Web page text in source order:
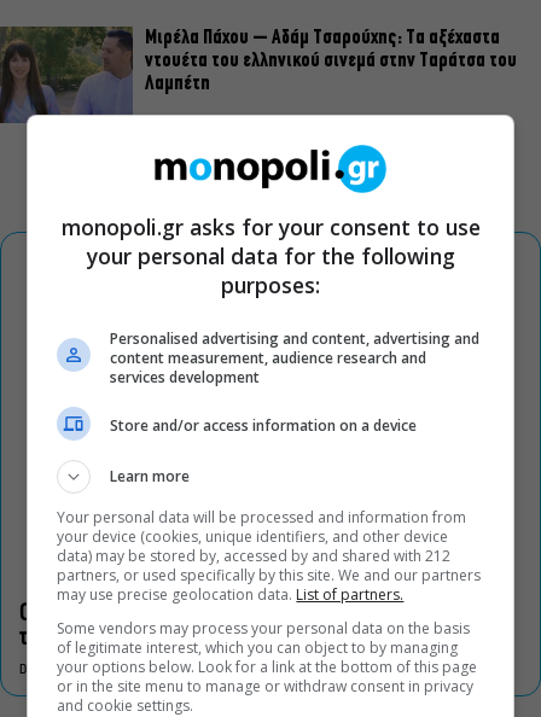
Μιρέλα Πάχου – Αδάμ Τσαρούχης: Τα αξέχαστα
ντουέτα του ελληνικού σινεμά στην Ταράτσα του
Λαμπέτη
Οι «Τρωάδες» στην Επίδαυρο αλλάζουν την αντίληψη για
τον πολιτισμό
DON'T MISS
monopoli.gr asks for your consent to use
your personal data for the following
purposes:
Personalised advertising and content, advertising and
content measurement, audience research and
services development
Store and/or access information on a device
Learn more
Your personal data will be processed and information from
your device (cookies, unique identifiers, and other device
data) may be stored by, accessed by and shared with 212
partners, or used specifically by this site. We and our partners
may use precise geolocation data. List of partners.
Some vendors may process your personal data on the basis
of legitimate interest, which you can object to by managing
your options below. Look for a link at the bottom of this page
or in the site menu to manage or withdraw consent in privacy
and cookie settings.